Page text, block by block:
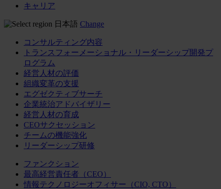
キャリア
日本語 Change
コンサルティング内容
トランスフォーメーショナル・リーダーシップ開発プ
ログラム
経営人材の評価
組織変革の支援
エグゼクティブサーチ
企業統治アドバイザリー
経営人材の育成
CEOサクセッション
チームの機能強化
リーダーシップ研修
ファンクション
最高経営責任者（CEO）
情報テクノロジーオフィサー（CIO, CTO）